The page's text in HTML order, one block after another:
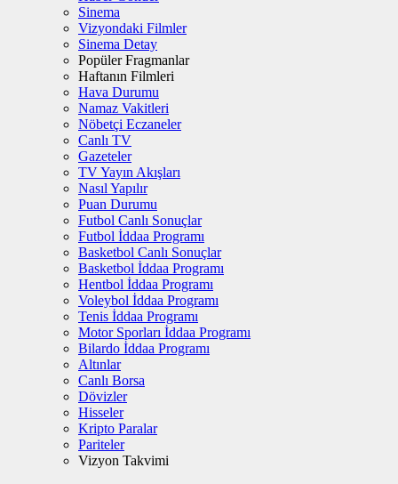
Sinema
Vizyondaki Filmler
Sinema Detay
Popüler Fragmanlar
Haftanın Filmleri
Hava Durumu
Namaz Vakitleri
Nöbetçi Eczaneler
Canlı TV
Gazeteler
TV Yayın Akışları
Nasıl Yapılır
Puan Durumu
Futbol Canlı Sonuçlar
Futbol İddaa Programı
Basketbol Canlı Sonuçlar
Basketbol İddaa Programı
Hentbol İddaa Programı
Voleybol İddaa Programı
Tenis İddaa Programı
Motor Sporları İddaa Programı
Bilardo İddaa Programı
Altınlar
Canlı Borsa
Dövizler
Hisseler
Kripto Paralar
Pariteler
Vizyon Takvimi